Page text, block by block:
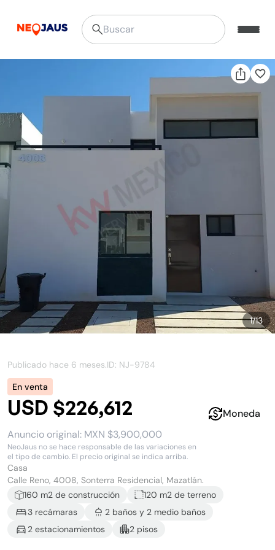
1/13
Publicado hace 6 meses.ID: NJ-9784
En venta
USD $226,612
Anuncio original: MXN $3,900,000
NeoJaus no se hace responsable de las variaciones en
el tipo de cambio. El precio original se indica arriba.
Moneda
Casa
Calle Reno, 4008, Sonterra Residencial, Mazatlán.
160 m2 de construcción 120 m2 de terreno
3 recámaras 2 baños y 2 medio baños
2 estacionamientos 2 pisos